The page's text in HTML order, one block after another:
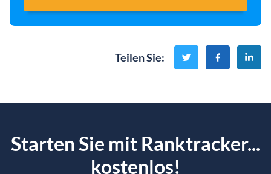
Teilen Sie:
Starten Sie mit Ranktracker...
kostenlos!